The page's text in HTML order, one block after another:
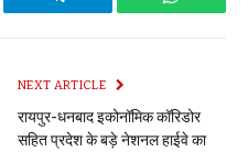
Telegram
NEXT ARTICLE
रायपुर-धनबाद इकोनॉमिक कॉरिडोर
सहित प्रदेश के बड़े नेशनल हाईवे का